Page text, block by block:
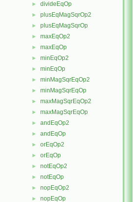
► divideEqOp
► plusEqMagSqrOp2
► plusEqMagSqrOp
► maxEqOp2
► maxEqOp
► minEqOp2
► minEqOp
► minMagSqrEqOp2
► minMagSqrEqOp
► maxMagSqrEqOp2
► maxMagSqrEqOp
► andEqOp2
► andEqOp
► orEqOp2
► orEqOp
► notEqOp2
► notEqOp
► nopEqOp2
► nopEqOp